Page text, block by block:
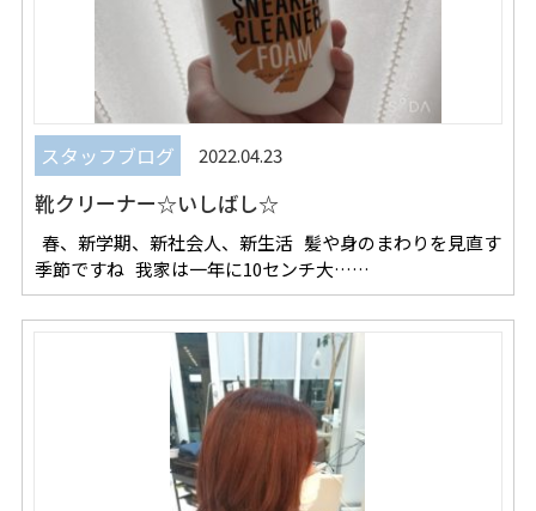
スタッフブログ 2022.04.23
靴クリーナー☆いしばし☆
春、新学期、新社会人、新生活 髪や身のまわりを見直す
季節ですね 我家は一年に10センチ大……